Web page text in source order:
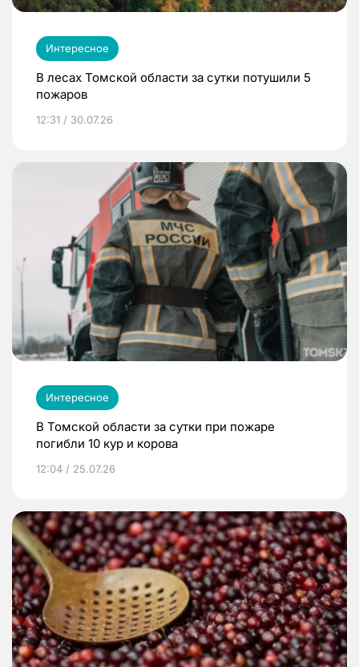
Интересное
В лесах Томской области за сутки потушили 5
пожаров
12:31 / 30.07.26
Интересное
В Томской области за сутки при пожаре
погибли 10 кур и корова
12:04 / 25.07.26